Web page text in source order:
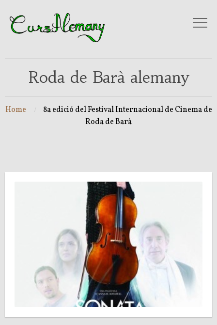
Roda de Barà alemany
Home
8a edició del Festival Internacional de Cinema de
Roda de Barà